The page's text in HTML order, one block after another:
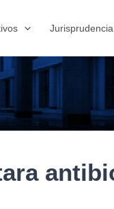
Jurisprudencia